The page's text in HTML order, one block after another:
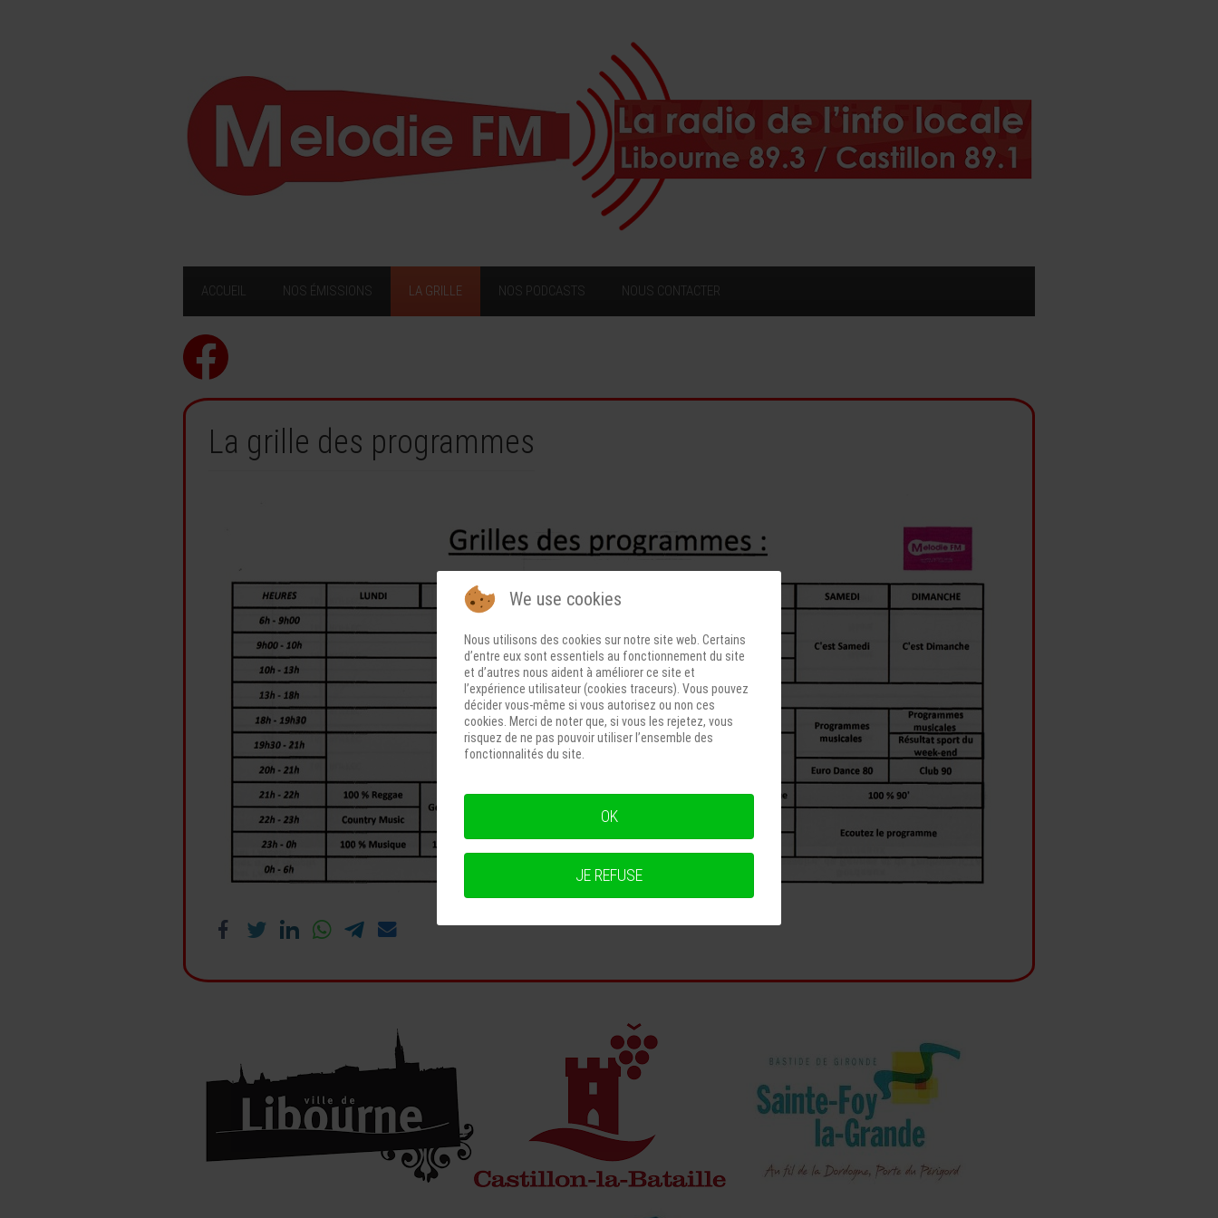
ACCUEIL NOS ÉMISSIONS LA GRILLE NOS PODCASTS NOUS CONTACTER
La grille des programmes
We use cookies
Nous utilisons des cookies sur notre site web. Certains
d’entre eux sont essentiels au fonctionnement du site
et d’autres nous aident à améliorer ce site et
l’expérience utilisateur (cookies traceurs). Vous pouvez
décider vous-même si vous autorisez ou non ces
cookies. Merci de noter que, si vous les rejetez, vous
risquez de ne pas pouvoir utiliser l’ensemble des
fonctionnalités du site.
OK
JE REFUSE